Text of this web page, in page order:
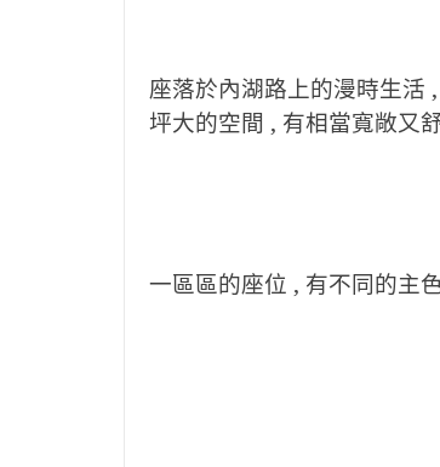
座落於內湖路上的漫時生活
坪大的空間 , 有相當寬敞又
一區區的座位 , 有不同的主